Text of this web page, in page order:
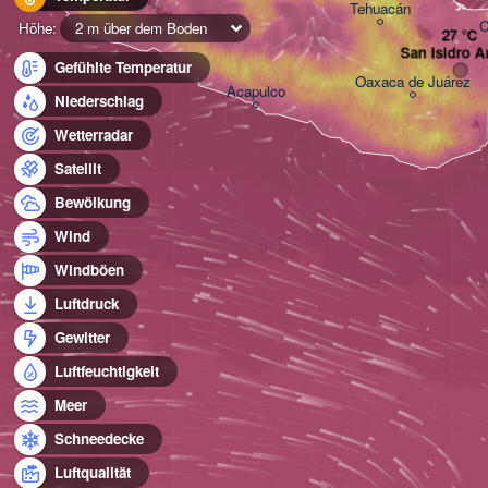
Höhe:
2 m über dem Boden
Gefühlte Temperatur
Niederschlag
Wetterradar
Satellit
Bewölkung
Wind
Windböen
Luftdruck
Gewitter
Luftfeuchtigkeit
Meer
Schneedecke
Luftqualität
Acapulco Oaxaca de Juárez
Tehuacán
San Isidro